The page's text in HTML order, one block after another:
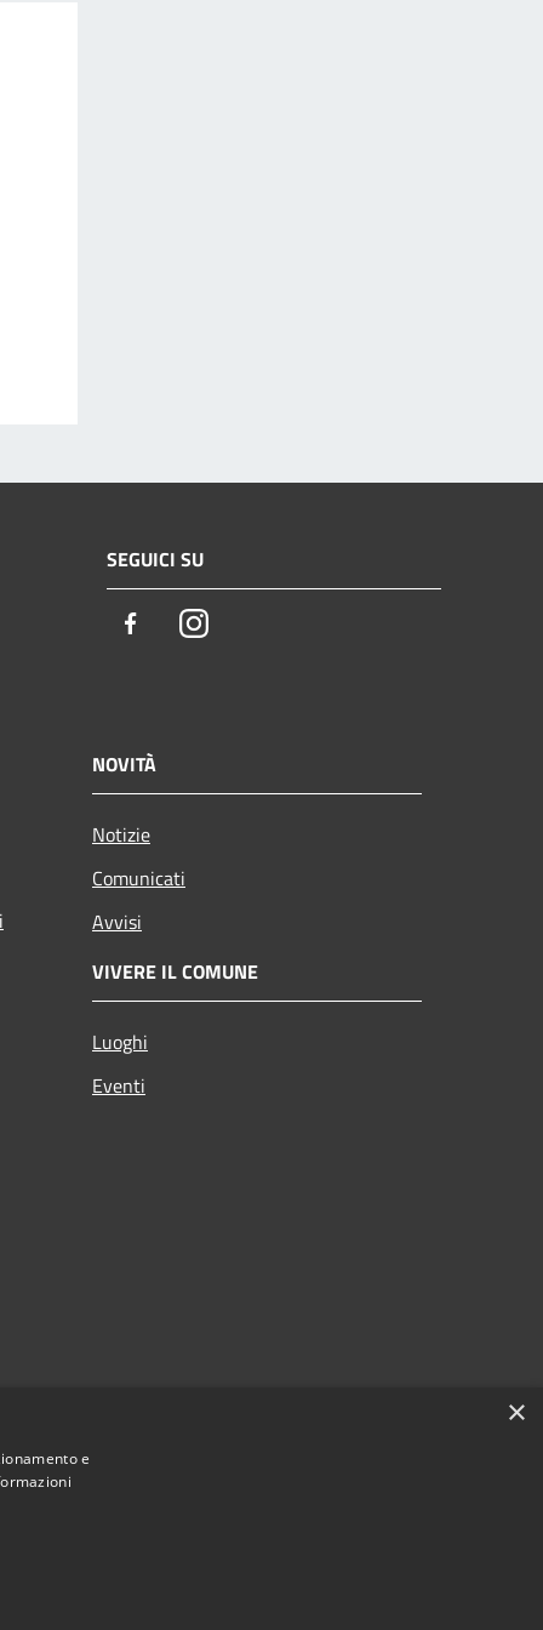
SEGUICI SU
FacebookInstagram
NOVITÀ
Notizie
Comunicati
Avvisi
VIVERE IL COMUNE
Luoghi
Eventi
×
e